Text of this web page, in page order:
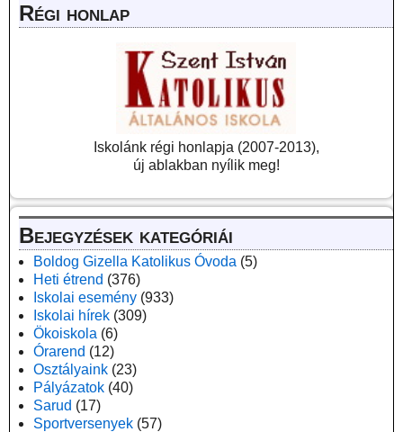
Régi honlap
Iskolánk régi honlapja (2007-2013),
új ablakban nyílik meg!
Bejegyzések kategóriái
Boldog Gizella Katolikus Óvoda (5)
Heti étrend (376)
Iskolai esemény (933)
Iskolai hírek (309)
Ökoiskola (6)
Órarend (12)
Osztályaink (23)
Pályázatok (40)
Sarud (17)
Sportversenyek (57)